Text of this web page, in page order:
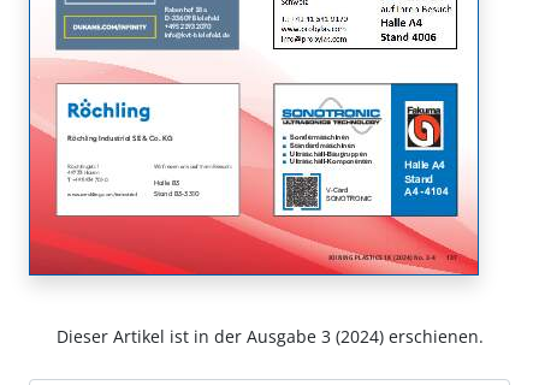
Dieser Artikel ist in der Ausgabe 3 (2024) erschienen.